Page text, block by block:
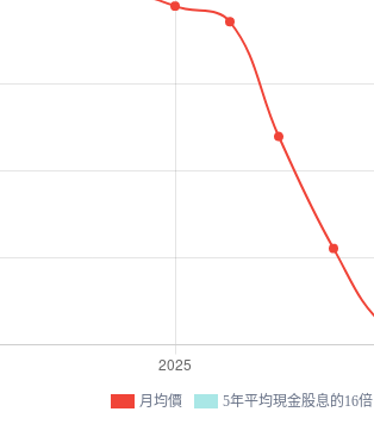
月均價 5年平均現金股息的16倍